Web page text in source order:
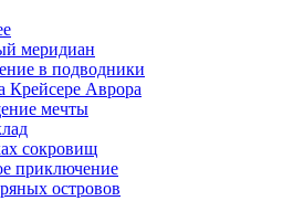
меридиан
в подводники
Крейсере Аврора
мечты
сокровищ
приключение
островов